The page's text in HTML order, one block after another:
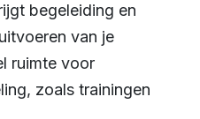
begeleiding en
van je
ruimte voor
zoals trainingen